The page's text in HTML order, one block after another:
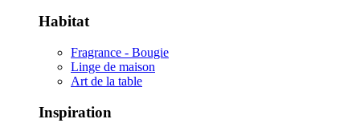
Habitat
Fragrance - Bougie
Linge de maison
Art de la table
Inspiration